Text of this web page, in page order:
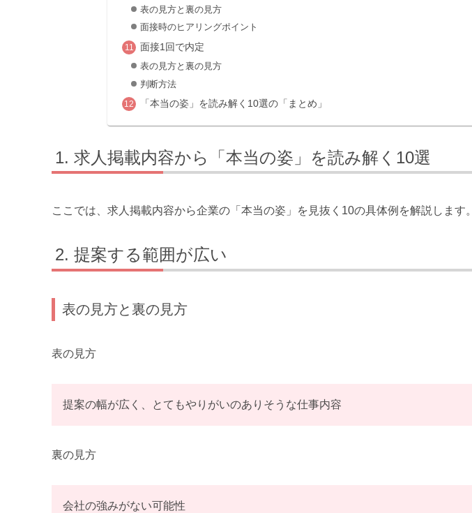
表の見方と裏の見方
面接時のヒアリングポイント
面接1回で内定
表の見方と裏の見方
判断方法
「本当の姿」を読み解く10選の「まとめ」
求人掲載内容から「本当の姿」を読み解く10選
ここでは、求人掲載内容から企業の「本当の姿」を見抜く10の具体例を解説します。
提案する範囲が広い
表の見方と裏の見方
表の見方
提案の幅が広く、とてもやりがいのありそうな仕事内容
裏の見方
会社の強みがない可能性